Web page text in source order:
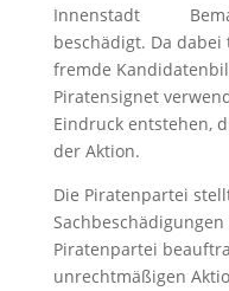
beschädigt. Da
fremde
Piratensignet
Eindruck entstehen,
der Aktion.
Die Piratenpartei
Piratenpartei
unrechtmäßigen